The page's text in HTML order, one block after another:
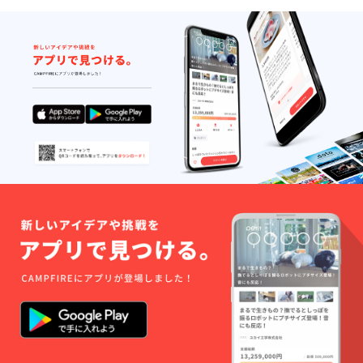
解約(返
金)はで
きませ
ん。 ※
当サー
ビスは
素材
データ
の提供
を
「Googl
eドライ
ブ」の
「共有
利用し
行う予
定で
す。
Gmailで
の登録
と利用
をお願
いいた
しま
ます。
※こちら
はサ
ポー
ター募
集プラ
ンであ
り払い
切りと
なりま
す。通
常プラ
ン(月額
プラン)
解約(返
金)はで
きませ
ん。 ※
当サー
ビスは
素材
データ
の提供
eドライ
スへ、
PHOTO
Mから
感謝の
メッ
セージ
メール
をお送
りいた
しま
す。 ・
あなた
だけの
オリジ
ラスト
を1点作
成しま
す！(画
風は
PHOTO
M内に
あるパ
ターン
ら) ・ご
購入者